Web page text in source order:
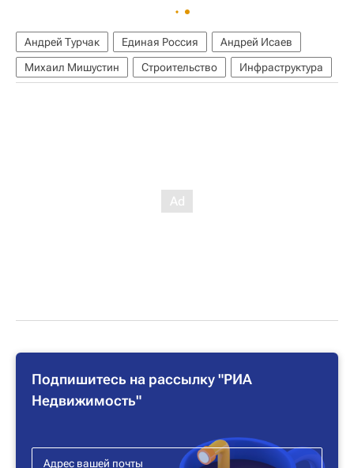
Андрей Турчак Единая Россия
Андрей Исаев
Михаил Мишустин
Строительство Инфраструктура
Подпишитесь на рассылку "РИА
Недвижимость"